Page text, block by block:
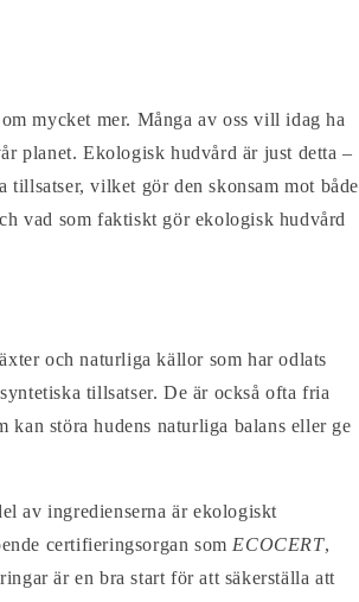
mycket mer. Många av oss vill idag ha
planet. Ekologisk hudvård är just detta –
tillsatser, vilket gör den skonsam mot både
vad som faktiskt gör ekologisk hudvård
och naturliga källor som har odlats
tillsatser. De är också ofta fria
kan störa hudens naturliga balans eller ge
av ingredienserna är ekologiskt
certifieringsorgan som ECOCERT,
är en bra start för att säkerställa att